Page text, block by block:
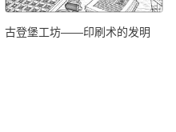
古登堡工坊——印刷术的发明